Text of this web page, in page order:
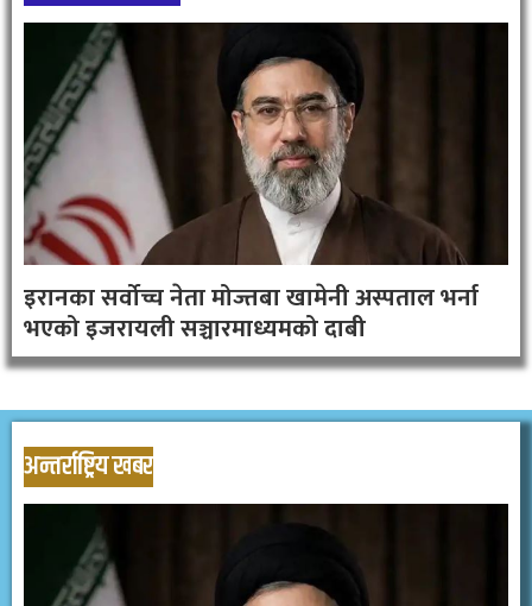
इरानका सर्वोच्च नेता मोज्तबा खामेनी अस्पताल भर्ना
भएको इजरायली सञ्चारमाध्यमको दाबी
अन्तर्राष्ट्रिय खबर